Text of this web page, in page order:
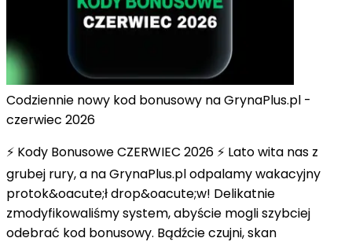
Codziennie nowy kod bonusowy na GrynaPlus.pl -
czerwiec 2026
⚡ Kody Bonusowe CZERWIEC 2026 ⚡ Lato wita nas z
grubej rury, a na GrynaPlus.pl odpalamy wakacyjny
protok&oacute;ł drop&oacute;w! Delikatnie
zmodyfikowaliśmy system, abyście mogli szybciej
odebrać kod bonusowy. Bądźcie czujni, skan